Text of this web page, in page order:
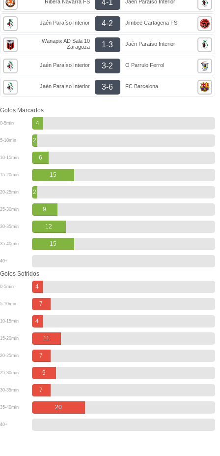
Ribera Navarra FS 4-1 Jaén Paraíso Interior
Jaén Paraíso Interior 4-2 Jimbee Cartagena FS
Wanapix AD Sala 10
Zaragoza
1-3 Jaén Paraíso Interior
Jaén Paraíso Interior 3-2 O Parrulo Ferrol
Jaén Paraíso Interior 3-6 FC Barcelona
Golos Marcados
0-5min 4
5-10min 2
10-15min 6
15-20min 15
20-25min 2
25-30min 9
30-35min 12
35-40min 15
40+
Golos Sofridos
0-5min 4
5-10min 7
10-15min 4
15-20min 11
20-25min 7
25-30min 9
30-35min 7
35-40min 20
40+